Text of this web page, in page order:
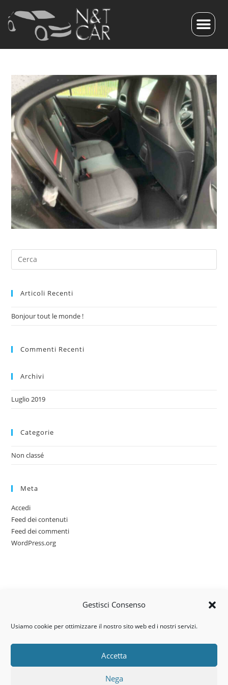
Gestisci Consenso
Usiamo cookie per ottimizzare il nostro sito web ed i nostri servizi.
Accetta
Nega
Articoli Recenti
Bonjour tout le monde !
Commenti Recenti
Archivi
Luglio 2019
Categorie
Non classé
Meta
Accedi
Feed dei contenuti
Feed dei commenti
WordPress.org
Via dell’artigianato, 14 – 31030